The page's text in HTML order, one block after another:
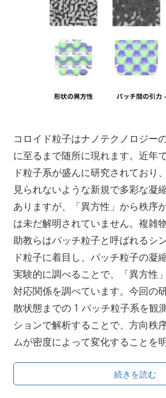
コロイド粒子はナノテクノロジー
に至るまで随所に現れます。近年
ド粒子系が盛んに研究されており
見られないような新規で多彩な凝
ありますが、「異方性」から秩序
は未だ解明されていません。複雑
助教らはパッチ粒子と呼ばれるシ
ド粒子に着目し、パッチ粒子の凝
実験的に調べることで、「異方性
対応関係を調べています。今回の
散状態までの 1 パッチ粒子系を観
ションで解析することで、方向秩
ムが密度によって変化することを
続きを読む